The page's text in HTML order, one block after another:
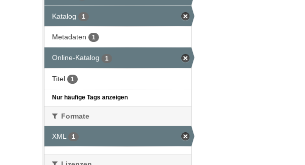
Katalog 1
Metadaten 1
Online-Katalog 1
Titel 1
Nur häufige Tags anzeigen
Formate
XML 1